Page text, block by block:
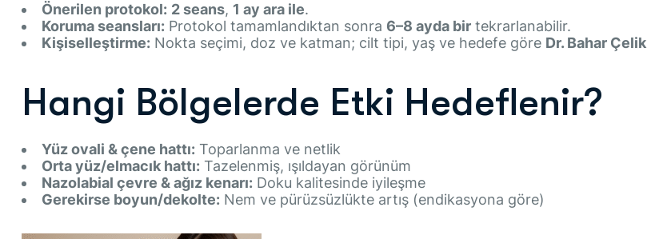
Önerilen protokol: 2 seans, 1 ay ara ile.
Koruma seansları: Protokol tamamlandıktan sonra 6–8 ayda bir tekrarlanabilir.
Kişiselleştirme: Nokta seçimi, doz ve katman; cilt tipi, yaş ve hedefe göre Dr. Bahar Çelik
Hangi Bölgelerde Etki Hedeflenir?
Yüz ovali & çene hattı: Toparlanma ve netlik
Orta yüz/elmacık hattı: Tazelenmiş, ışıldayan görünüm
Nazolabial çevre & ağız kenarı: Doku kalitesinde iyileşme
Gerekirse boyun/dekolte: Nem ve pürüzsüzlükte artış (endikasyona göre)